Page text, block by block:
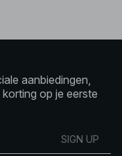
aanbiedingen,
op je eerste
SIGN UP